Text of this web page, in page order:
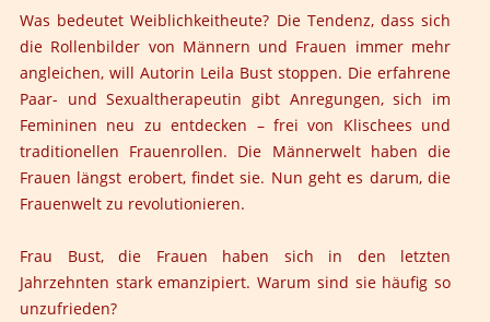
Was bedeutetWeiblichkeitheute? Die Tendenz, dass sich
die Rollenbilder von Männern und Frauen immer mehr
angleichen, will Autorin Leila Bust stoppen. Die erfahrene
Paar- und Sexualtherapeutin gibt Anregungen, sich im
Femininen neu zu entdecken – frei von Klischees und
traditionellen Frauenrollen. Die Männerwelt haben die
Frauen längst erobert, findet sie. Nun geht es darum, die
Frauenwelt zu revolutionieren.
Frau Bust, die Frauen haben sich in den letzten
Jahrzehnten stark emanzipiert. Warum sind sie häufig so
unzufrieden?